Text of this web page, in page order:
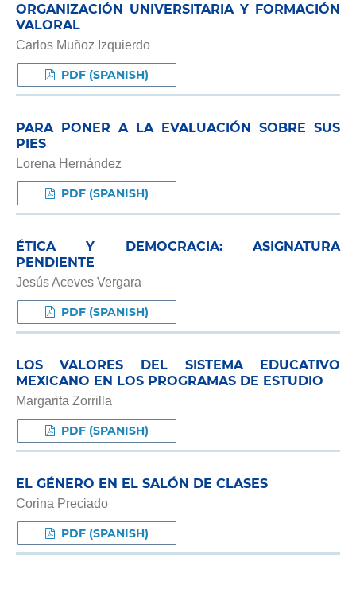
ORGANIZACIÓN UNIVERSITARIA Y FORMACIÓN
VALORAL
Carlos Muñoz Izquierdo
PDF (SPANISH)
PARA PONER A LA EVALUACIÓN SOBRE SUS
PIES
Lorena Hernández
PDF (SPANISH)
ÉTICA Y DEMOCRACIA: ASIGNATURA
PENDIENTE
Jesús Aceves Vergara
PDF (SPANISH)
LOS VALORES DEL SISTEMA EDUCATIVO
MEXICANO EN LOS PROGRAMAS DE ESTUDIO
Margarita Zorrilla
PDF (SPANISH)
EL GÉNERO EN EL SALÓN DE CLASES
Corina Preciado
PDF (SPANISH)